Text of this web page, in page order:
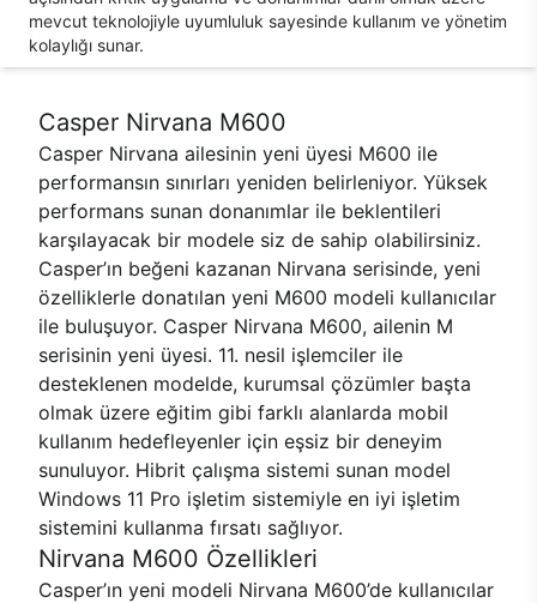
mevcut teknolojiyle uyumluluk sayesinde kullanım ve yönetim
kolaylığı sunar.
Casper Nirvana M600
Casper Nirvana ailesinin yeni üyesi M600 ile
performansın sınırları yeniden belirleniyor. Yüksek
performans sunan donanımlar ile beklentileri
karşılayacak bir modele siz de sahip olabilirsiniz.
Casper’ın beğeni kazanan Nirvana serisinde, yeni
özelliklerle donatılan yeni M600 modeli kullanıcılar
ile buluşuyor. Casper Nirvana M600, ailenin M
serisinin yeni üyesi. 11. nesil işlemciler ile
desteklenen modelde, kurumsal çözümler başta
olmak üzere eğitim gibi farklı alanlarda mobil
kullanım hedefleyenler için eşsiz bir deneyim
sunuluyor. Hibrit çalışma sistemi sunan model
Windows 11 Pro işletim sistemiyle en iyi işletim
sistemini kullanma fırsatı sağlıyor.
Nirvana M600 Özellikleri
Casper’ın yeni modeli Nirvana M600’de kullanıcılar